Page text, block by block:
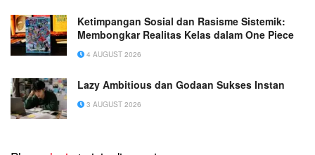
Ketimpangan Sosial dan Rasisme Sistemik:
Membongkar Realitas Kelas dalam One Piece
4 AUGUST 2026
Lazy Ambitious dan Godaan Sukses Instan
3 AUGUST 2026